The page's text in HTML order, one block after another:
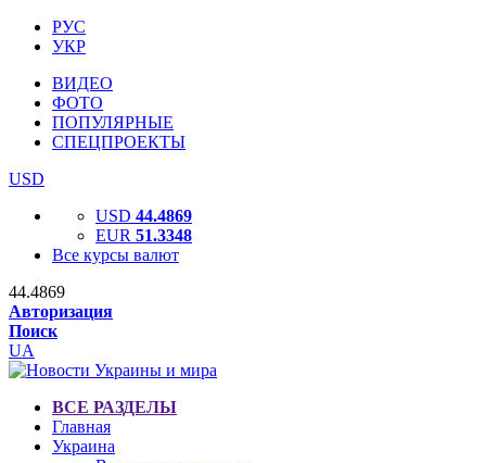
РУС
УКР
ВИДЕО
ФОТО
ПОПУЛЯРНЫЕ
СПЕЦПРОЕКТЫ
USD
USD 44.4869
EUR 51.3348
Все курсы валют
44.4869
Авторизация
Поиск
UA
ВСЕ РАЗДЕЛЫ
Главная
Украина